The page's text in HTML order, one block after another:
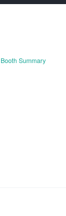
Booth Summary